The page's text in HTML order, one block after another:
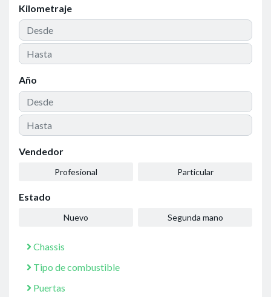
Kilometraje
Año
Vendedor
Profesional Particular
Estado
Nuevo Segunda mano
Chassis
Tipo de combustible
Puertas